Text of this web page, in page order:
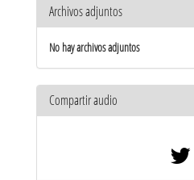
Archivos adjuntos
No hay archivos adjuntos
Compartir audio